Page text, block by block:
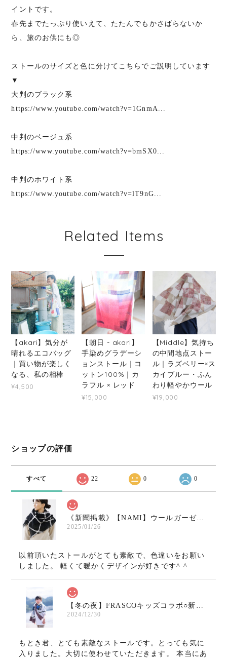
イントです。
春先までたっぷり使いえて、たたんでもかさばらないか
ら、旅のお供にも◎
ストールのサイズと色に分けてこちらでご説明しています
▼
大判のブラック系
https://www.youtube.com/watch?v=1GnmA...
中判のベージュ系
https://www.youtube.com/watch?v=bmSX0...
中判のホワイト系
https://www.youtube.com/watch?v=lT9nG...
Related Items
【akari】気分が
晴れるエコバッグ
｜買い物が楽しく
なる、私の相棒
¥4,500
【朝日 - akari】
手染めグラデーシ
ョンストール｜コ
ットン100%｜カ
ラフル × レッド
¥15,000
【Middle】気持ち
の中間地点ストー
ル｜ラズベリー×ス
カイブルー・ふん
わり軽やかウール
¥19,000
ショップの評価
すべて 22 0 0
2025/01/26
以前頂いたストールがとても素敵で、色違いをお願い
しました。 軽くて暖かくデザインが好きです^ ^
2024/12/30
もとき君、とても素敵なストールです。とっても気に
入りました。大切に使わせていただきます。 本当にあ